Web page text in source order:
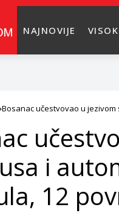
NAJNOVIJE
Bosanac učestvovao u
i
12